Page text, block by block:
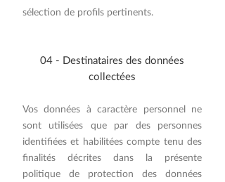
sélection de profils pertinents.
04 - Destinataires des données
collectées
Vos données à caractère personnel ne
sont utilisées que par des personnes
identifiées et habilitées compte tenu des
finalités décrites dans la présente
politique de protection des données